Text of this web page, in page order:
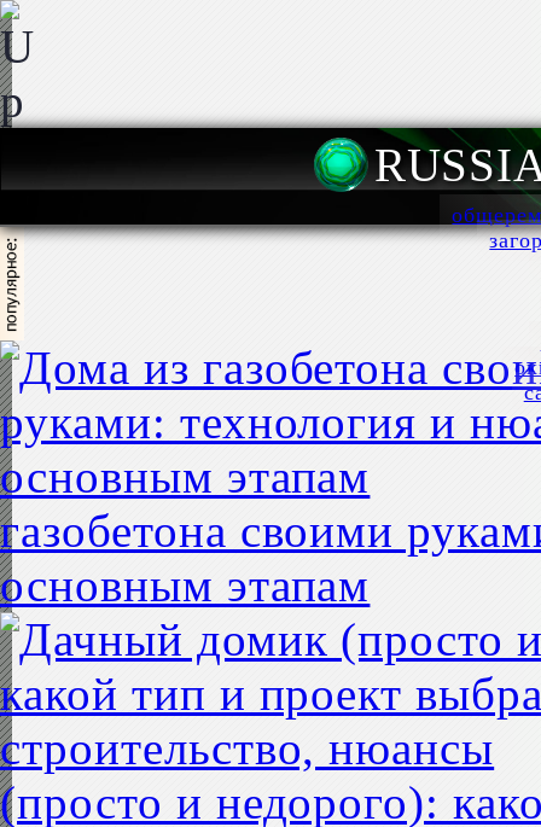
газобетона своими
основным этапам
(просто и недорого):